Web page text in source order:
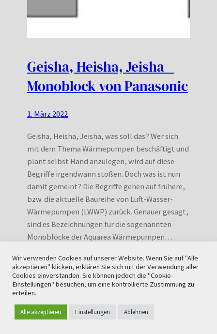
Geisha, Heisha, Jeisha –
Monoblock von Panasonic
1. März 2022
Geisha, Heisha, Jeisha, was soll das? Wer sich
mit dem Thema Wärmepumpen beschäftigt und
plant selbst Hand anzulegen, wird auf diese
Begriffe irgendwann stoßen. Doch was ist nun
damit gemeint? Die Begriffe gehen auf frühere,
bzw. die aktuelle Baureihe von Luft-Wasser-
Wärmepumpen (LWWP) zurück. Genauer gesagt,
sind es Bezeichnungen für die sogenannten
Monoblöcke der Aquarea Wärmepumpen…
Wir verwenden Cookies auf unserer Website. Wenn Sie auf "Alle
akzeptieren" klicken, erklären Sie sich mit der Verwendung aller
Cookies einverstanden. Sie können jedoch die "Cookie-
Einstellungen" besuchen, um eine kontrollierte Zustimmung zu
erteilen.
Alle akzeptieren Einstellungen Ablehnen